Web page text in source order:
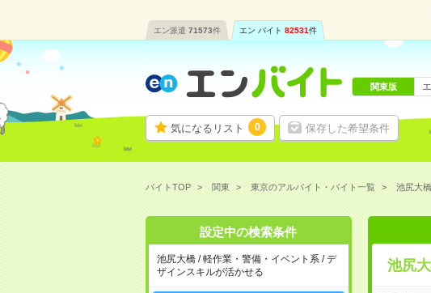
エン派遣 71573件 エン バイト 82531件
気になるリスト 0 保存した希望条件
関東版
バイトTOP 関東 東京のアルバイト・バイト一覧 池尻大
設定中の検索条件
池尻大橋 / 軽作業・警備・イベント系 / デ
ザインスキルが活かせる
池尻